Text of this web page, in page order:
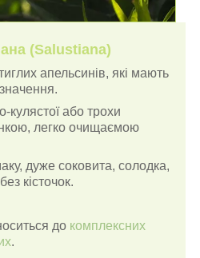
(Salustiana)
апельсинів, які мають
кулястої або трохи
легко очищаємою
дуже соковита, солодка,
кісточок.
до комплексних
.